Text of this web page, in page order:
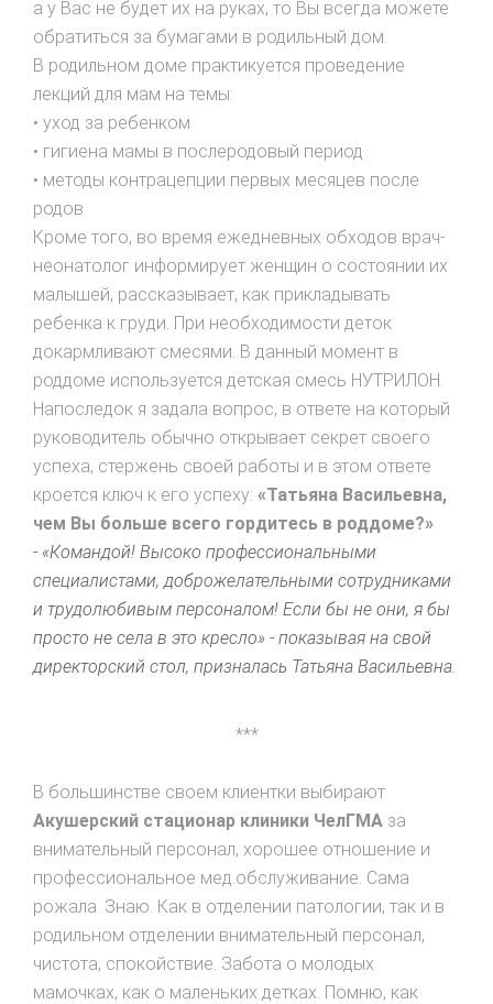
а у Вас не будет их на руках, то Вы всегда можете
обратиться за бумагами в родильный дом.
В родильном доме практикуется проведение
лекций для мам на темы:
• уход за ребенком
• гигиена мамы в послеродовый период
• методы контрацепции первых месяцев после
родов
Кроме того, во время ежедневных обходов врач-
неонатолог информирует женщин о состоянии их
малышей, рассказывает, как прикладывать
ребенка к груди. При необходимости деток
докармливают смесями. В данный момент в
роддоме используется детская смесь НУТРИЛОН.
Напоследок я задала вопрос, в ответе на который
руководитель обычно открывает секрет своего
успеха, стержень своей работы и в этом ответе
кроется ключ к его успеху: «Татьяна Васильевна,
чем Вы больше всего гордитесь в роддоме?»
- «Командой! Высоко профессиональными
специалистами, доброжелательными сотрудниками
и трудолюбивым персоналом! Если бы не они, я бы
просто не села в это кресло» - показывая на свой
директорский стол, призналась Татьяна Васильевна.
***
В большинстве своем клиентки выбирают
Акушерский стационар клиники ЧелГМА за
внимательный персонал, хорошее отношение и
профессиональное мед.обслуживание. Сама
рожала. Знаю. Как в отделении патологии, так и в
родильном отделении внимательный персонал,
чистота, спокойствие. Забота о молодых
мамочках, как о маленьких детках. Помню, как